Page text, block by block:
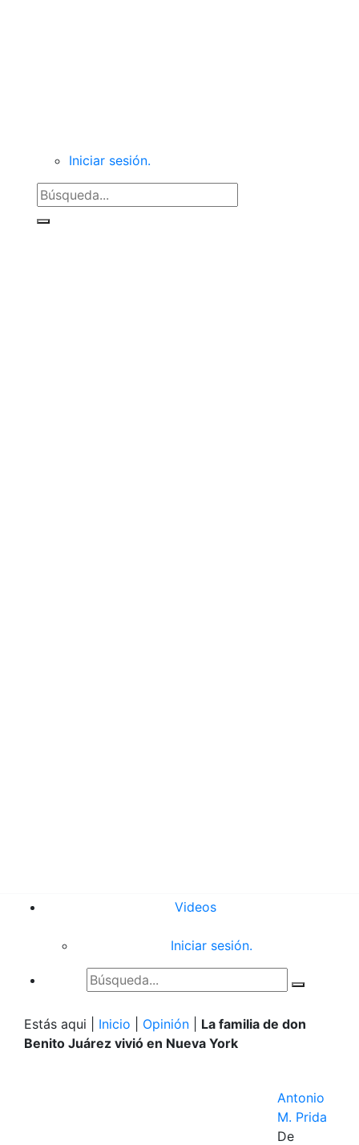
Iniciar sesión.
Videos
Iniciar sesión.
Estás aqui | Inicio Opinión
La familia de don
Benito Juárez vivió en Nueva York
Antonio
M. Prida
De